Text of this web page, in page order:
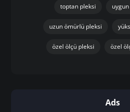
toptan pleksi
uzun ömürlü pleksi
özel ölçü pleksi özel
Ads